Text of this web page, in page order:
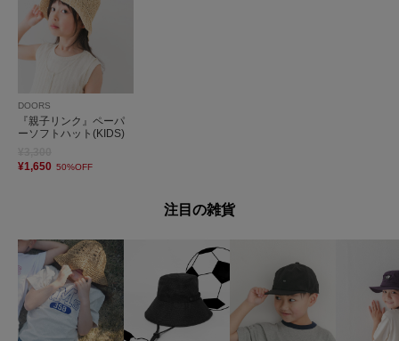
DOORS
『親子リンク』ペーパ
ーソフトハット(KIDS)
¥1,650 50%OFF
注目の雑貨